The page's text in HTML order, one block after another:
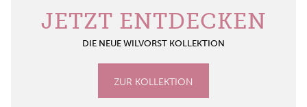
JETZT ENTDECKEN
DIE NEUE WILVORST KOLLEKTION
ZUR KOLLEKTION